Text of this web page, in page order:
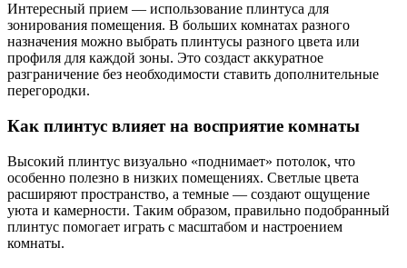
Интересный прием — использование плинтуса для
зонирования помещения. В больших комнатах разного
назначения можно выбрать плинтусы разного цвета или
профиля для каждой зоны. Это создаст аккуратное
разграничение без необходимости ставить дополнительные
перегородки.
Как плинтус влияет на восприятие комнаты
Высокий плинтус визуально «поднимает» потолок, что
особенно полезно в низких помещениях. Светлые цвета
расширяют пространство, а темные — создают ощущение
уюта и камерности. Таким образом, правильно подобранный
плинтус помогает играть с масштабом и настроением
комнаты.